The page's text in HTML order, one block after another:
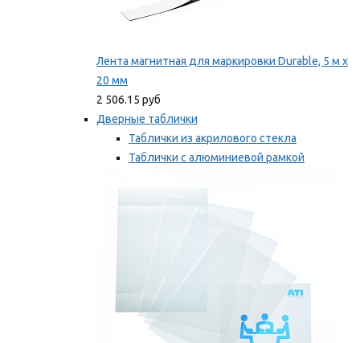
Лента магнитная для маркировки Durable, 5 м х
20 мм
2 506.15 руб
Дверные таблички
Таблички из акрилового стекла
Таблички с алюминиевой рамкой